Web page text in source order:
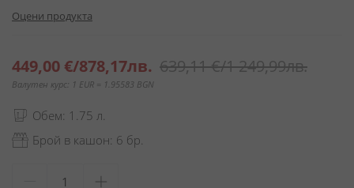
снимки
Оцени продукта
Специална
цена
449,00 €/878,17лв. 639,11 €/1 249,99лв.
Валутен курс: 1 EUR = 1.95583 BGN
Обем: 1.75 л.
Брой в кашон: 6 бр.